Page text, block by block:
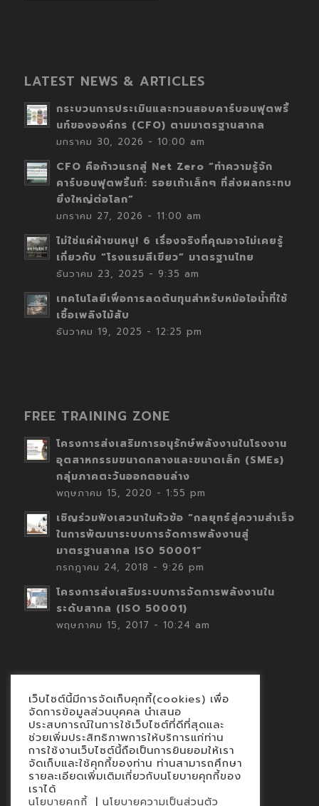
LATEST NEWS & ARTICLES
กระบวนการประเมินและทวนสอบคาร์บอนฟุตพริ้
นท์ขององค์กร (CFO) ตามมาตรฐานสากล
มกราคม 30, 2026 - 10:00 am
CFO คือก้าวแรกสู่ Net Zero “ทำความรู้จัก
คาร์บอนฟุตพริ้นท์: รอยเท้าเล็กๆ ที่ส่งผลกระทบ
ยิ่งใหญ่ต่อโลก”
มกราคม 27, 2026 - 11:00 am
ไม่ใช่แค่ผ้าขนหนู! 6 เรื่องจริงที่คุณอาจไม่เคยรู้
เกี่ยวกับ “โรงแรมสีเขียว” มาตรฐานไทย
ธันวาคม 23, 2025 - 9:35 am
เทคโนโลยีเพื่อการลดต้นทุนสำหรับหม้อไอน้ำที่ใช้
เชื้อเพลิงไม้สับ
ธันวาคม 19, 2025 - 12:25 pm
FREE TRAINING ZONE
โครงการส่งเสริมการอนุรักษ์พลังงานในโรงงาน
อุตสาหกรรมขนาดกลางและขนาดเล็ก (SMEs)
กลุ่มภาคตะวันออกตอนล่าง
พฤษภาคม 15, 2020 - 1:55 pm
เชิญร่วมฟังเสวนาในหัวข้อ “กลยุทธ์สู่ความสำเร็จ
ในการพัฒนาระบบการจัดการพลังงานสู่
มาตรฐานสากล ISO 50001”
กรกฎาคม 24, 2018 - 9:26 pm
โครงการส่งเสริมระบบการจัดการพลังงานใน
ระดับสากล (ISO 50001)
พฤษภาคม 15, 2017 - 10:24 am
Contact
นโยบายคุกกี้
นโยบายข้อมูลส่วนบุคคล
เว็บไซต์นี้มีการจัดเก็บคุกกี้(cookies) เพื่อ
จัดการข้อมูลส่วนบุคคล นำเสนอ
ประสบการณ์ในการใช้เว็บไซต์ที่ดีที่สุดและ
ช่วยเพิ่มประสิทธิภาพการให้บริการแก่ท่าน
การใช้งานเว็บไซต์นี้ถือเป็นการยินยอมให้เรา
จัดเก็บและใช้คุกกี้ของท่าน ท่านสามารถศึกษา
รายละเอียดเพิ่มเติมเกี่ยวกับนโยบายคุกกี้ของ
เราได้
นโยบายคุกกี้ | นโยบายความเป็นส่วนตัว